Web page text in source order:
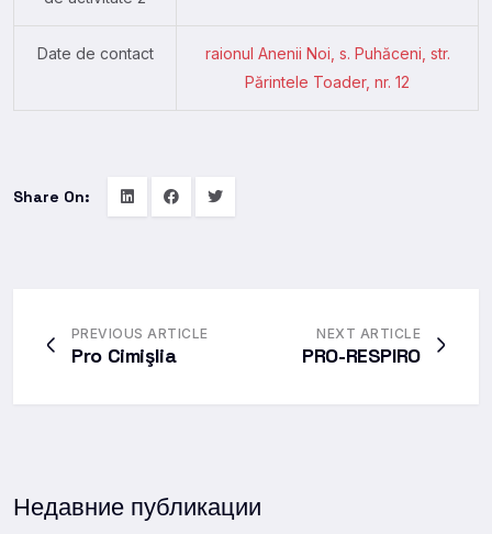
Date de contact
raionul Anenii Noi, s. Puhăceni, str.
Părintele Toader, nr. 12
Share On:
PREVIOUS ARTICLE
Pro Cimişlia
NEXT ARTICLE
PRO-RESPIRO
Недавние публикации